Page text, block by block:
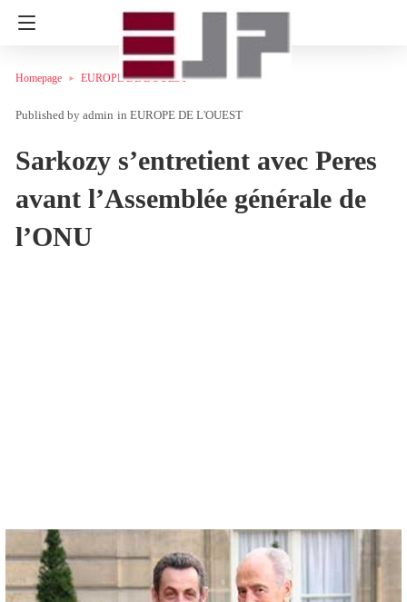
Homepage EUROPE DE L'OUEST
admin in EUROPE DE L'OUEST
Sarkozy s’entretient avec Peres
avant l’Assemblée générale de
l’ONU